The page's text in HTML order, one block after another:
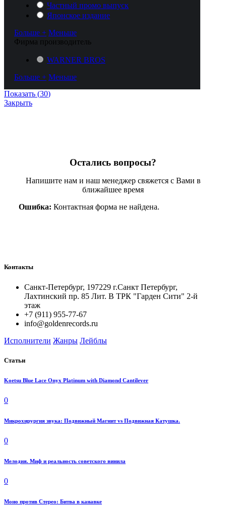
Частный промо выпуск
Японское издание
Больше + Меньше
Фирма производитель
WARNER BROS
Больше + Меньше
Показать (30)
Закрыть
Остались вопросы?
Напишите нам и наш менеджер свяжется с Вами в
ближайшее время
Ошибка: Контактная форма не найдена.
Контакты
Санкт-Петербург, 197229 г.Санкт Петербург,
Лахтинский пр. 85 Лит. B ТРК "Гарден Сити" 2-й
этаж
+7 (911) 955-77-67
info@goldenrecords.ru
Исполнители Жанры Лейблы
Статьи
Koetsu Blue Lace Onyx Platinum with Diamond Cantilever
0
Микрохирургия звука: Подвижный Магнит vs Подвижная Катушка.
0
Мелодия. Миф и реальность советского винила
0
Моно против Стерео: Битва в канавке